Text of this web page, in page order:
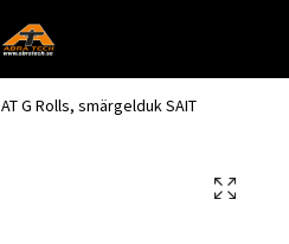
AT G Rolls, smärgelduk SAIT